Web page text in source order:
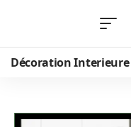
Décoration Interieure